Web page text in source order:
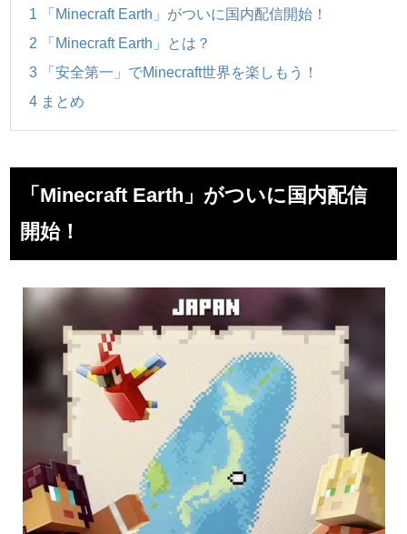
1 「Minecraft Earth」がついに国内配信開始！
2 「Minecraft Earth」とは？
3 「安全第一」でMinecraft世界を楽しもう！
4 まとめ
「Minecraft Earth」がついに国内配信
開始！